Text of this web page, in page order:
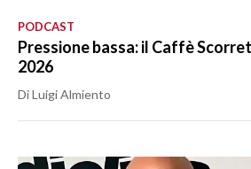
PODCAST
Pressione bassa: il Caffè
2026
Di Luigi Almiento